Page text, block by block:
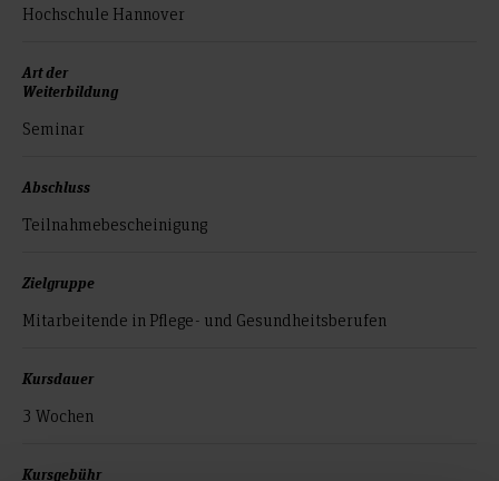
Hochschule Hannover
Art der
Weiterbildung
Seminar
Abschluss
Teilnahmebescheinigung
Zielgruppe
Mitarbeitende in Pflege- und Gesundheitsberufen
Kursdauer
3 Wochen
Kursgebühr